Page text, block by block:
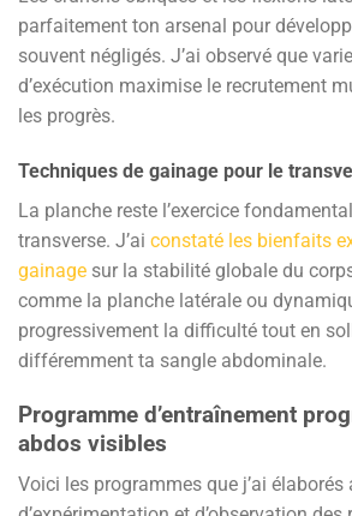
parfaitement ton arsenal pour
souvent négligés. J’ai observé que
d’exécution maximise le recrutement
les progrès.
Techniques de gainage pour le
La planche reste l’exercice
transverse. J’ai constaté les bienfaits
gainage sur la stabilité globale du
comme la planche latérale ou
progressivement la difficulté tout en
différemment ta sangle abdominale.
Programme d’entraînement
abdos visibles
Voici les programmes que j’ai élaborés